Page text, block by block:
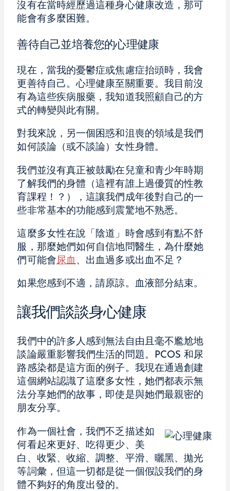
沒有在當時經歷過這種身心健康改造，那可
能會有多麼困難。
善待自己並培養您的心理健康
現在，當我的憂鬱症或焦慮症抬頭時，我會
更善待自己。心理健康至關重要。我目前沒
有為這些疾病服藥，我知道我照顧自己的方
式的轉變與此有關。
對我來說，另一個困惑和沮喪的領域是我們
如何談論（或不談論）女性身體。
我們並沒有真正被鼓勵在兒童和青少年時期
了解我們的身體（這裡有誰上過優質的性教
育課程！？），這讓我們成年後對自己的一
些非常基本的功能感到震驚地不熟悉。
這麼多女性在說「陰道」時會感到有點不舒
服，那麼她們如何自信地問醫生，為什麼她
們可能會尿血 、出血過多或出血不足？
如果您感到不適，請原諒。血液部分結束。
讓我們談談身心健康
我們中的許多人感到無法自由且毫不尷尬地
談論嚴重影響我們生活的問題。PCOS 和尿
路感染都是這方面的例子。我現在通過創建
這個網站認識了這麼多女性，她們都表示無
法分享她們的故事，即使是與她們最親密的
朋友分享。
作為一個社會，我們不乏描述如
何看起來更好、吃得更少、美
白、收緊、收縮、調整、平滑、曬黑、拋光
等詞彙，但這一切都是從一個假設我們的身
體不夠好的角度出發的。